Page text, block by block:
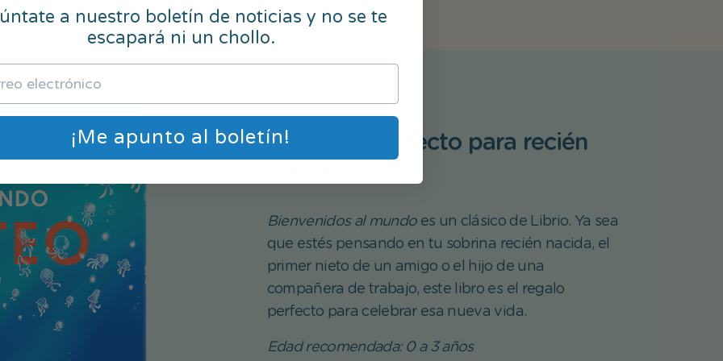
El regalo perfecto para recién
Bienvenidos al mundoes un clásico de Librio. Ya sea
que estés pensando en tu sobrina recién nacida, el
primer nieto de un amigo o el hijo de una
compañera de trabajo, este libro es el regalo
perfecto para celebrar esa nueva vida.
Edad recomendada: 0 a 3 años
a nuestro boletín de noticias y no se te
escapará ni un chollo.
¡Me apunto al boletín!